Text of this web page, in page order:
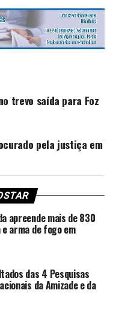
trevo saída para Foz
pela justiça em
apreende mais de 830
arma de fogo em
das 4 Pesquisas
da Amizade e da